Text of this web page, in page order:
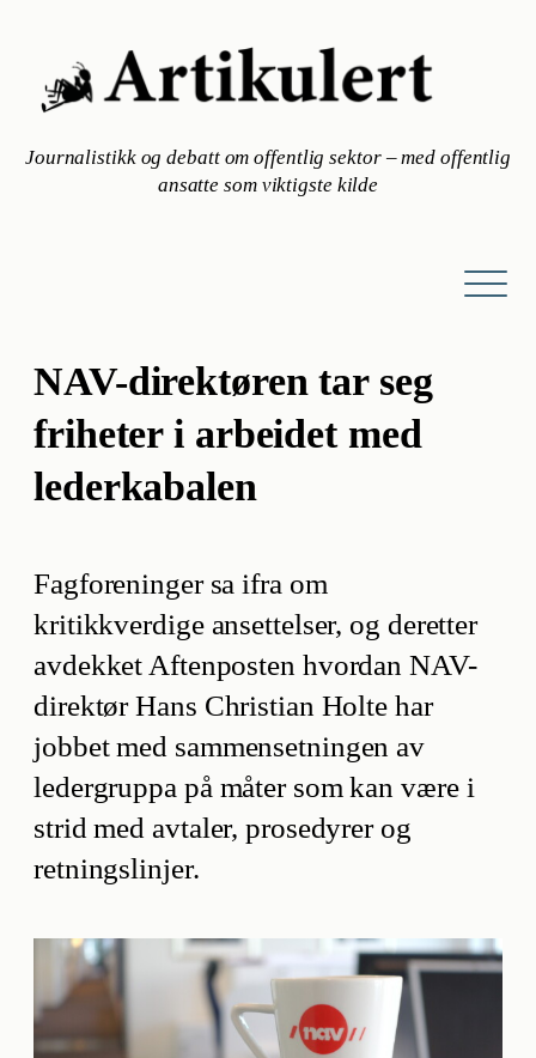
innhold
Journalistikk og debatt om offentlig sektor – med offentlig
ansatte som viktigste kilde
NAV-direktøren tar seg
friheter i arbeidet med
lederkabalen
Fagforeninger sa ifra om
kritikkverdige ansettelser, og deretter
avdekket Aftenposten hvordan NAV-
direktør Hans Christian Holte har
jobbet med sammensetningen av
ledergruppa på måter som kan være i
strid med avtaler, prosedyrer og
retningslinjer.